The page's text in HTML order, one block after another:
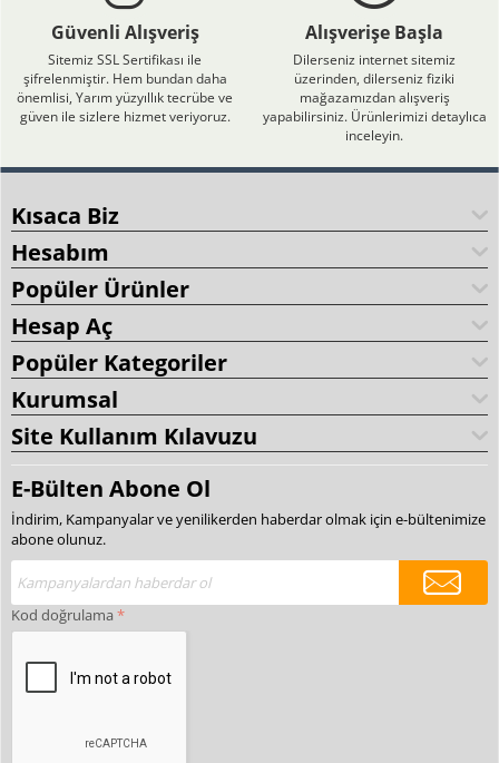
Güvenli Alışveriş
Sitemiz SSL Sertifikası ile
şifrelenmiştir. Hem bundan daha
önemlisi, Yarım yüzyıllık tecrübe ve
güven ile sizlere hizmet veriyoruz.
Alışverişe Başla
Dilerseniz internet sitemiz
üzerinden, dilerseniz fiziki
mağazamızdan alışveriş
yapabilirsiniz. Ürünlerimizi detaylıca
inceleyin.
Kısaca Biz
Hesabım
Popüler Ürünler
Hesap Aç
Popüler Kategoriler
Kurumsal
Site Kullanım Kılavuzu
E-Bülten Abone Ol
İndirim, Kampanyalar ve yenilikerden haberdar olmak için e-bültenimize
abone olunuz.
Kod doğrulama